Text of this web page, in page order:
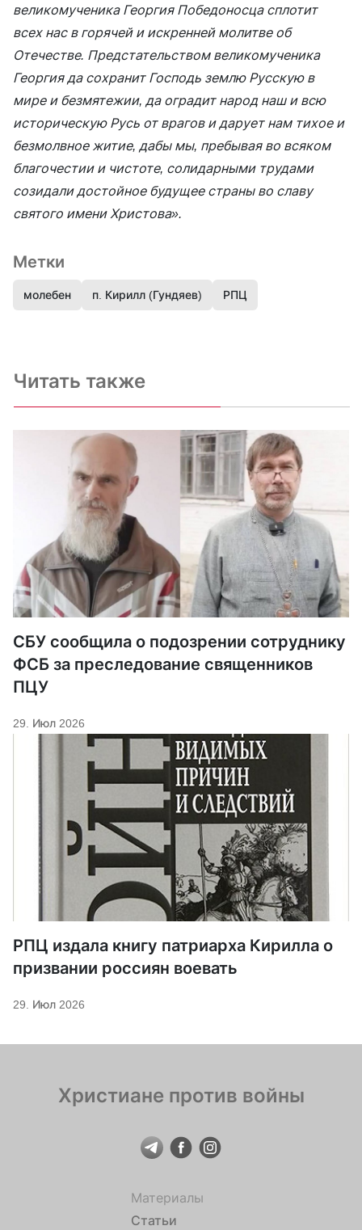
великомученика Георгия Победоносца сплотит
всех нас в горячей и искренней молитве об
Отечестве. Предстательством великомученика
Георгия да сохранит Господь землю Русскую в
мире и безмятежии, да оградит народ наш и всю
историческую Русь от врагов и дарует нам тихое и
безмолвное житие, дабы мы, пребывая во всяком
благочестии и чистоте, солидарными трудами
созидали достойное будущее страны во славу
святого имени Христова».
Метки
молебен п. Кирилл (Гундяев) РПЦ
Читать также
СБУ сообщила о подозрении сотруднику
ФСБ за преследование священников
ПЦУ
29. Июл 2026
РПЦ издала книгу патриарха Кирилла о
призвании россиян воевать
29. Июл 2026
Христиане против войны
Материалы
Статьи